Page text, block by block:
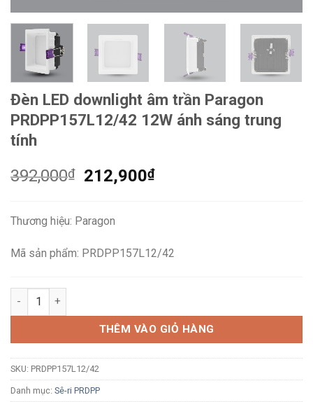
Đèn LED downlight âm trần Paragon
PRDPP157L12/42 12W ánh sáng trung
tính
392,000₫
Giá
392,000₫.
212,900₫Giá
Thương hiệu: Paragon
Mã sản phẩm: PRDPP157L12/42
Đèn LED downlight âm trần Paragon PRDPP157L12/42 12W
THÊM VÀO GIỎ HÀNG
SKU: PRDPP157L12/42
Danh mục: Sê-ri PRDPP